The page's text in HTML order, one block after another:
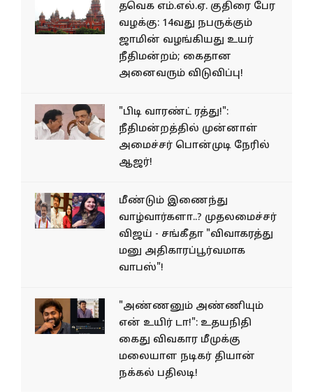
தவெக எம்.எல்.ஏ. குதிரை பேர
வழக்கு: 14வது நபருக்கும்
ஜாமின் வழங்கியது உயர்
நீதிமன்றம்; கைதான
அனைவரும் விடுவிப்பு!
"பிடி வாரண்ட் ரத்து!":
நீதிமன்றத்தில் முன்னாள்
அமைச்சர் பொன்முடி நேரில்
ஆஜர்!
மீண்டும் இணைந்து
வாழ்வார்களா..? முதலமைச்சர்
விஜய் - சங்கீதா "விவாகரத்து
மனு அதிகாரப்பூர்வமாக
வாபஸ்"!
"அண்ணனும் அண்ணியும்
என் உயிர் டா!": உதயநிதி
கைது விவகார மீமுக்கு
மலையாள நடிகர் தியான்
நக்கல் பதிலடி!